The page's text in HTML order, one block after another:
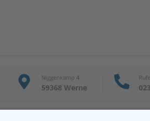
Niggenkamp 4
59368 Werne